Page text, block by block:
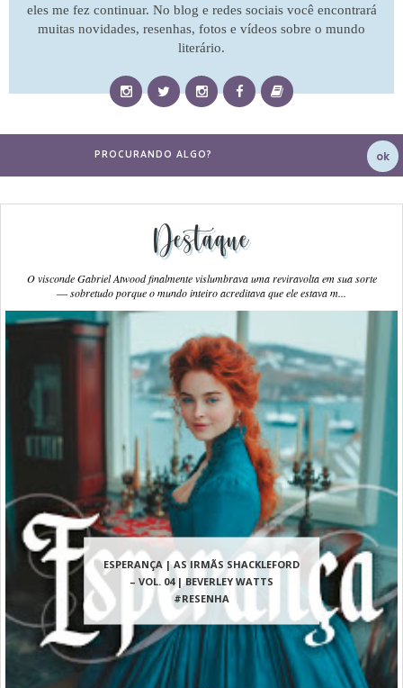
eles me fez continuar. No blog e redes sociais você encontrará
muitas novidades, resenhas, fotos e vídeos sobre o mundo
literário.
Destaque
ESPERANÇA | AS IRMÃS SHACKLEFORD
– VOL. 04 | BEVERLEY WATTS
#RESENHA
O visconde Gabriel Atwood finalmente vislumbrava uma reviravolta em sua sorte
― sobretudo porque o mundo inteiro acreditava que ele estava m...